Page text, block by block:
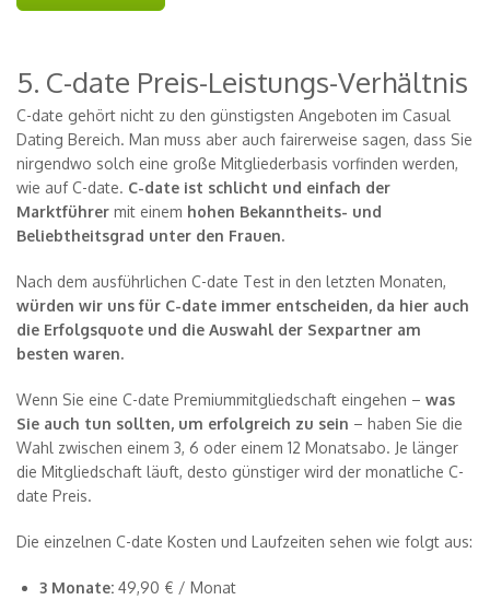
5. C-date Preis-Leistungs-Verhältnis
C-date gehört nicht zu den günstigsten Angeboten im Casual
Dating Bereich. Man muss aber auch fairerweise sagen, dass Sie
nirgendwo solch eine große Mitgliederbasis vorfinden werden,
wie auf C-date. C-date ist schlicht und einfach der
Marktführer mit einem hohen Bekanntheits- und
Beliebtheitsgrad unter den Frauen.
Nach dem ausführlichen C-date Test in den letzten Monaten,
würden wir uns für C-date immer entscheiden, da hier auch
die Erfolgsquote und die Auswahl der Sexpartner am
besten waren.
Wenn Sie eine C-date Premiummitgliedschaft eingehen – was
Sie auch tun sollten, um erfolgreich zu sein – haben Sie die
Wahl zwischen einem 3, 6 oder einem 12 Monatsabo. Je länger
die Mitgliedschaft läuft, desto günstiger wird der monatliche C-
date Preis.
Die einzelnen C-date Kosten und Laufzeiten sehen wie folgt aus:
3 Monate: 49,90 € / Monat